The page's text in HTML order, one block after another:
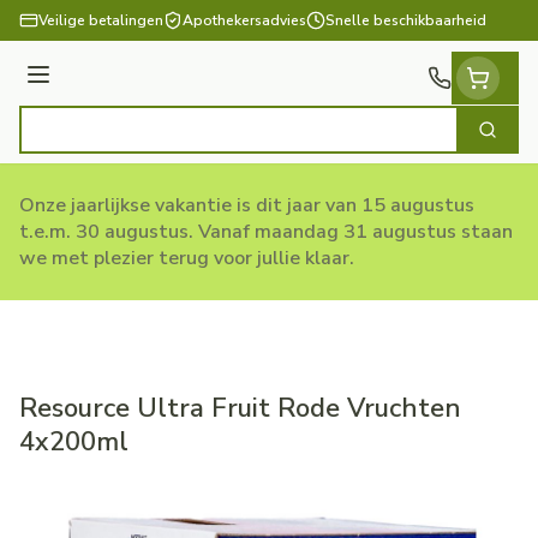
Ga naar de inhoud
Veilige betalingen Apothekersadvies Snelle beschikbaarheid
Menu
Zoek
Onze jaarlijkse vakantie is dit jaar van 15 augustus
t.e.m. 30 augustus. Vanaf maandag 31 augustus staan
we met plezier terug voor jullie klaar.
Resource Ultra Fruit Rode Vruchten
4x200ml